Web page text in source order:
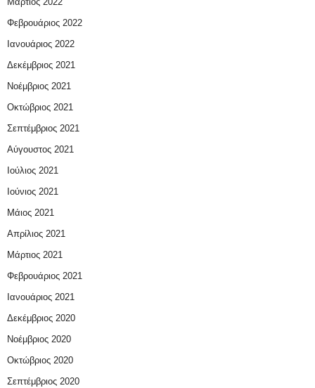
Φεβρουάριος 2022
Ιανουάριος 2022
Δεκέμβριος 2021
Νοέμβριος 2021
Οκτώβριος 2021
Σεπτέμβριος 2021
Αύγουστος 2021
Ιούλιος 2021
Ιούνιος 2021
Μάιος 2021
Απρίλιος 2021
Μάρτιος 2021
Φεβρουάριος 2021
Ιανουάριος 2021
Δεκέμβριος 2020
Νοέμβριος 2020
Οκτώβριος 2020
Σεπτέμβριος 2020